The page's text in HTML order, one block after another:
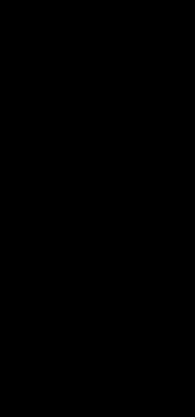
für
Führung
Schüler einen Überblick
RAF, die eine der
in der
war.
beleuchtet, wie die
die Bevölkerung auf die
haben. Wie
ohne
Wie reagiert
Wie hat die RAF ihr
ihre Ziele? Diese
ausgehend von
Die
des
an.